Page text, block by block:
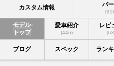
カスタム情報 パ
モデル
トップ
愛車紹介
(446)
レビ
ブログ スペック ラン